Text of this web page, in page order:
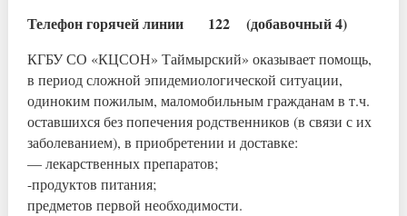
Телефон горячей линии 122 (добавочный 4)
КГБУ СО «КЦСОН» Таймырский» оказывает помощь,
в период сложной эпидемиологической ситуации,
одиноким пожилым, маломобильным гражданам в т.ч.
оставшихся без попечения родственников (в связи с их
заболеванием), в приобретении и доставке:
— лекарственных препаратов;
-продуктов питания;
предметов первой необходимости.